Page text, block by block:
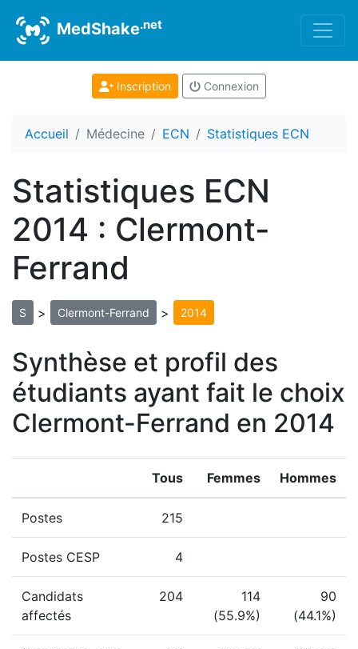
MedShake.net
Inscription Connexion
Accueil Médecine ECN Statistiques ECN
Statistiques ECN
2014 : Clermont-
Ferrand
S > Clermont-Ferrand > 2014
Synthèse et profil des
étudiants ayant fait le choix
Clermont-Ferrand en 2014
Tous Femmes Hommes
Postes 215
Postes CESP 4
Candidats
affectés
204
114
(55.9%)
90
(44.1%)